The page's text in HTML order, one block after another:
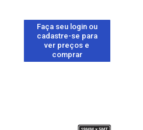
Faça seu login ou
cadastre-se para
ver preços e
comprar